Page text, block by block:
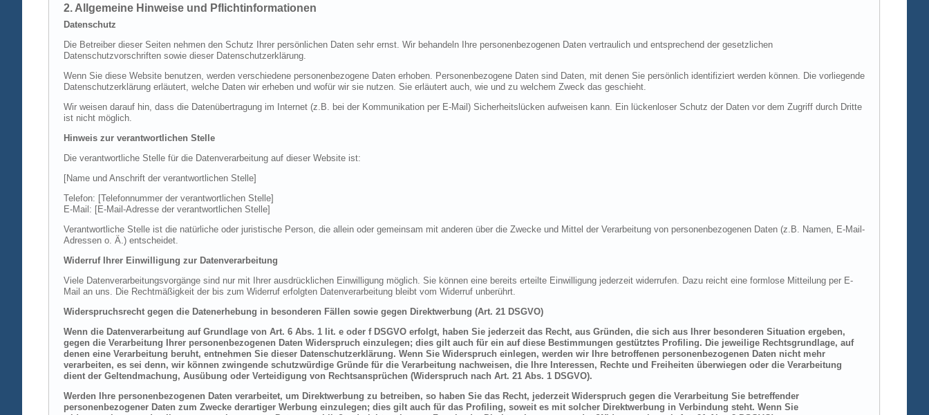
2. Allgemeine Hinweise und Pflichtinformationen
Datenschutz
Die Betreiber dieser Seiten nehmen den Schutz Ihrer persönlichen Daten sehr ernst. Wir behandeln Ihre personenbezogenen Daten vertraulich und entsprechend der gesetzlichen
Datenschutzvorschriften sowie dieser Datenschutzerklärung.
Wenn Sie diese Website benutzen, werden verschiedene personenbezogene Daten erhoben. Personenbezogene Daten sind Daten, mit denen Sie persönlich identifiziert werden können. Die vorliegende
Datenschutzerklärung erläutert, welche Daten wir erheben und wofür wir sie nutzen. Sie erläutert auch, wie und zu welchem Zweck das geschieht.
Wir weisen darauf hin, dass die Datenübertragung im Internet (z.B. bei der Kommunikation per E-Mail) Sicherheitslücken aufweisen kann. Ein lückenloser Schutz der Daten vor dem Zugriff durch Dritte
ist nicht möglich.
Hinweis zur verantwortlichen Stelle
Die verantwortliche Stelle für die Datenverarbeitung auf dieser Website ist:
[Name und Anschrift der verantwortlichen Stelle]
Telefon: [Telefonnummer der verantwortlichen Stelle]
E-Mail: [E-Mail-Adresse der verantwortlichen Stelle]
Verantwortliche Stelle ist die natürliche oder juristische Person, die allein oder gemeinsam mit anderen über die Zwecke und Mittel der Verarbeitung von personenbezogenen Daten (z.B. Namen, E-Mail-
Adressen o. Ä.) entscheidet.
Widerruf Ihrer Einwilligung zur Datenverarbeitung
Viele Datenverarbeitungsvorgänge sind nur mit Ihrer ausdrücklichen Einwilligung möglich. Sie können eine bereits erteilte Einwilligung jederzeit widerrufen. Dazu reicht eine formlose Mitteilung per E-
Mail an uns. Die Rechtmäßigkeit der bis zum Widerruf erfolgten Datenverarbeitung bleibt vom Widerruf unberührt.
Widerspruchsrecht gegen die Datenerhebung in besonderen Fällen sowie gegen Direktwerbung (Art. 21 DSGVO)
Wenn die Datenverarbeitung auf Grundlage von Art. 6 Abs. 1 lit. e oder f DSGVO erfolgt, haben Sie jederzeit das Recht, aus Gründen, die sich aus Ihrer besonderen Situation ergeben,
gegen die Verarbeitung Ihrer personenbezogenen Daten Widerspruch einzulegen; dies gilt auch für ein auf diese Bestimmungen gestütztes Profiling. Die jeweilige Rechtsgrundlage, auf
denen eine Verarbeitung beruht, entnehmen Sie dieser Datenschutzerklärung. Wenn Sie Widerspruch einlegen, werden wir Ihre betroffenen personenbezogenen Daten nicht mehr
verarbeiten, es sei denn, wir können zwingende schutzwürdige Gründe für die Verarbeitung nachweisen, die Ihre Interessen, Rechte und Freiheiten überwiegen oder die Verarbeitung
dient der Geltendmachung, Ausübung oder Verteidigung von Rechtsansprüchen (Widerspruch nach Art. 21 Abs. 1 DSGVO).
Werden Ihre personenbezogenen Daten verarbeitet, um Direktwerbung zu betreiben, so haben Sie das Recht, jederzeit Widerspruch gegen die Verarbeitung Sie betreffender
personenbezogener Daten zum Zwecke derartiger Werbung einzulegen; dies gilt auch für das Profiling, soweit es mit solcher Direktwerbung in Verbindung steht. Wenn Sie